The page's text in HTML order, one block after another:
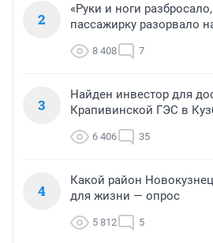
2
«Руки и ноги
пассажирку разорвало
8 408 7
3
Найден инвестор для
Крапивинской ГЭС в
6 406 35
4
Какой район
для жизни — опрос
5 812 5